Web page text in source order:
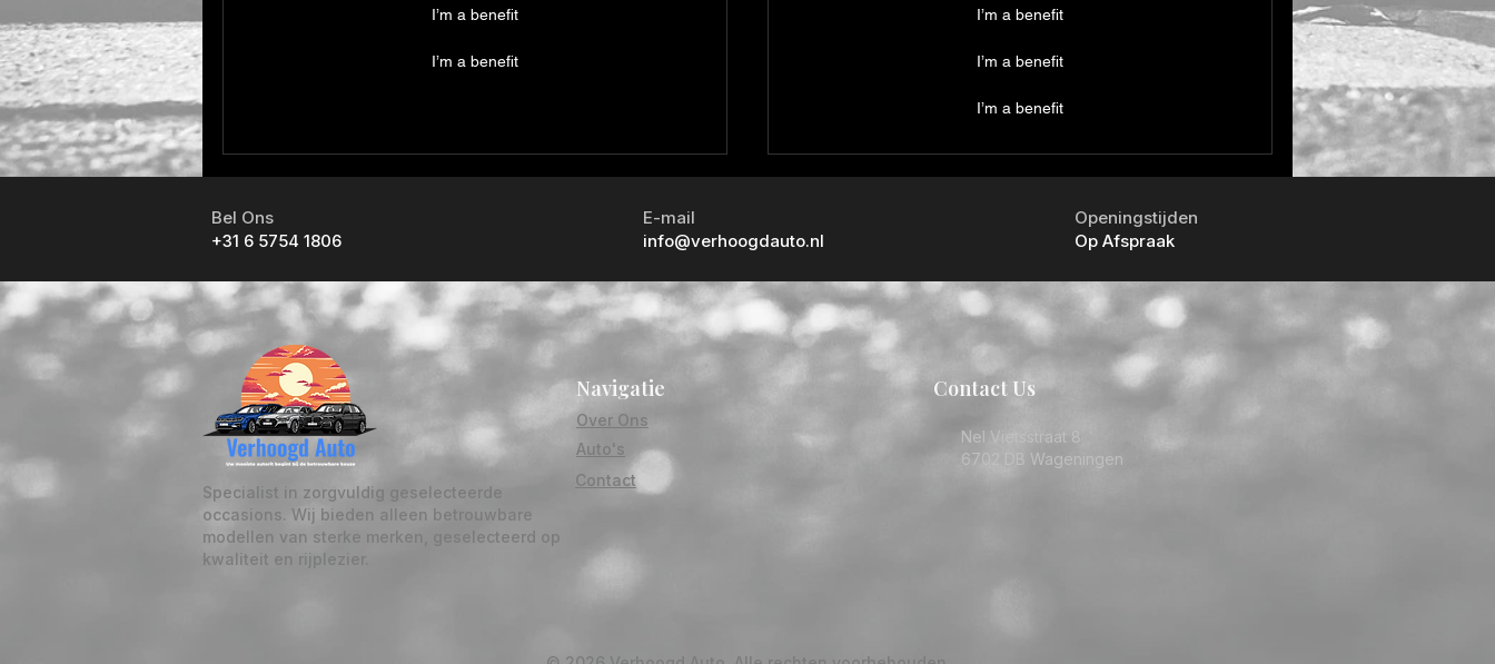
I’m a benefit
I’m a benefit
I’m a benefit
I’m a benefit
I’m a benefit
Bel Ons
+31 6 5754 1806
E-mail
info@verhoogdauto.nl
Openingstijden
Op Afspraak
Specialist in zorgvuldig geselecteerde
occasions. Wij bieden alleen betrouwbare
modellen van sterke merken, geselecteerd op
kwaliteit en rijplezier.
Navigatie
Over Ons
Auto's
Contact
Contact Us
Nel Vietsstraat 8
6702 DB Wageningen